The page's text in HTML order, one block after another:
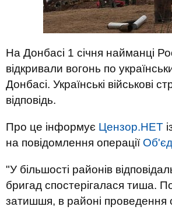
На Донбасі 1 січня найманці
відкривали вогонь по
Донбасі. Українські військові
відповідь.
Про це інформує Цензор.НЕТ
на повідомлення операції
"У більшості районів
бригад спостерігалася тиша.
затишшя, в районі проведення